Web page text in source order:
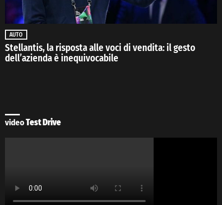
AUTO
Stellantis, la risposta alle voci di vendita: il gesto
dell’azienda è inequivocabile
videoTest Drive